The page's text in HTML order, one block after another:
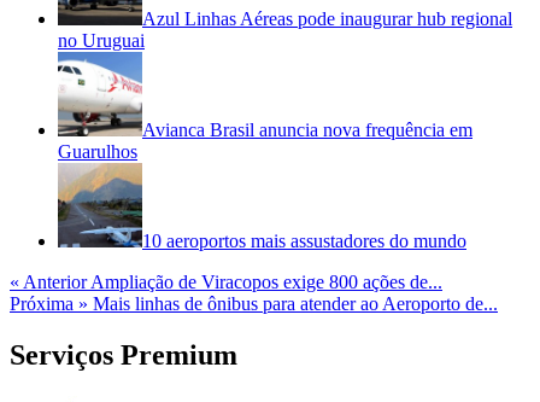
Azul Linhas Aéreas pode inaugurar hub regional
no Uruguai
Avianca Brasil anuncia nova frequência em
Guarulhos
10 aeroportos mais assustadores do mundo
« AnteriorAmpliação de Viracopos exige 800 ações de...
Próxima » Mais linhas de ônibus para atender ao Aeroporto de...
Serviços Premium